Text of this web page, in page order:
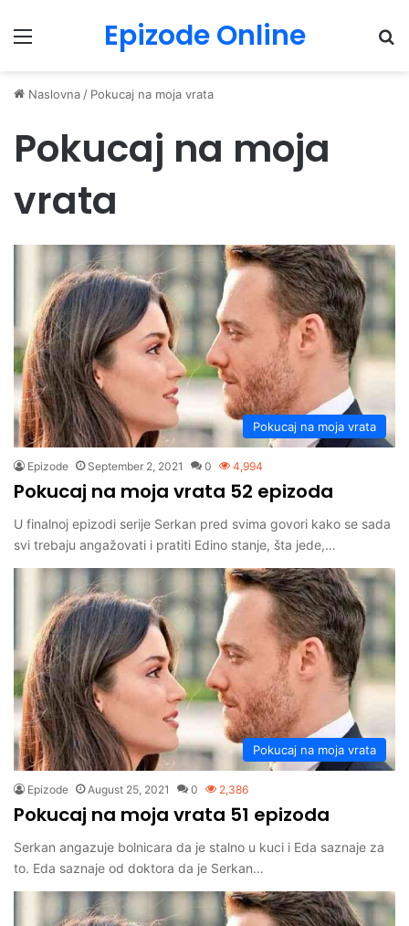
Menu Epizode Online
Naslovna / Pokucaj na moja vrata
Pokucaj na moja
vrata
Pokucaj na moja vrata
Epizode September 2, 2021 0 4,994
Pokucaj na moja vrata 52 epizoda
U finalnoj epizodi serije Serkan pred svima govori kako se sada
svi trebaju angažovati i pratiti Edino stanje, šta jede,…
Pokucaj na moja vrata
Epizode August 25, 2021 0 2,386
Pokucaj na moja vrata 51 epizoda
Serkan angazuje bolnicara da je stalno u kuci i Eda saznaje za
to. Eda saznaje od doktora da je Serkan…